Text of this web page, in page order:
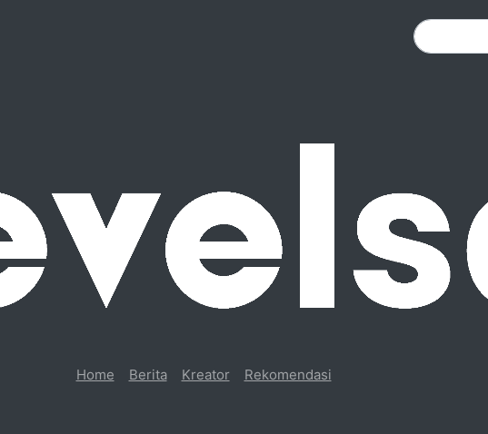
Home Berita Kreator Rekomendasi